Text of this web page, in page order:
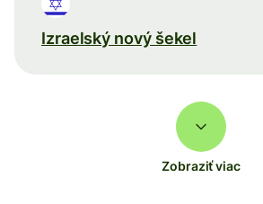
Izraelský nový šekel
Zobraziť viac